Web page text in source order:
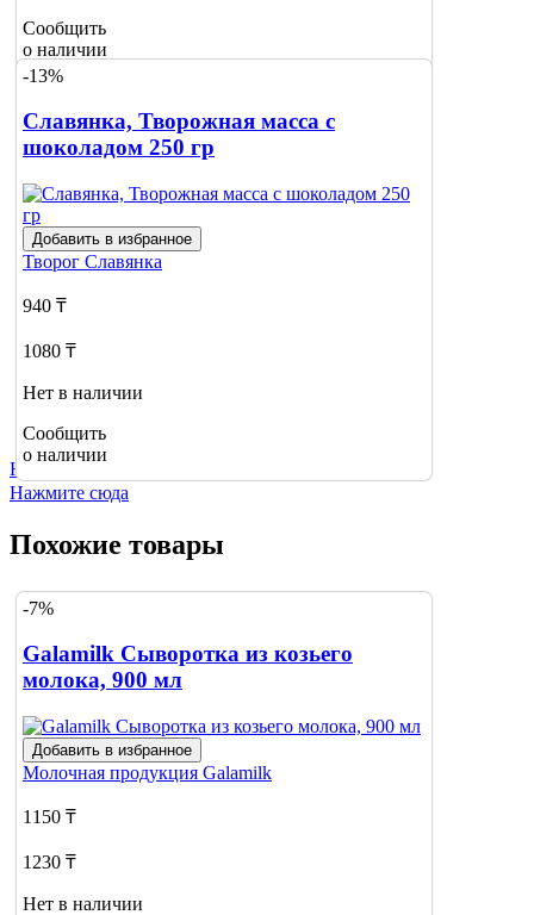
Сообщить
о наличии
-13%
Славянка, Творожная масса с
шоколадом 250 гр
Добавить в избранное
Творог Славянка
940 ₸
1080 ₸
Нет в наличии
Сообщить
о наличии
Не нашли нужный товар?
Нажмите сюда
Похожие товары
-7%
Galamilk Сыворотка из козьего
молока, 900 мл
Добавить в избранное
Молочная продукция Galamilk
1150 ₸
1230 ₸
Нет в наличии